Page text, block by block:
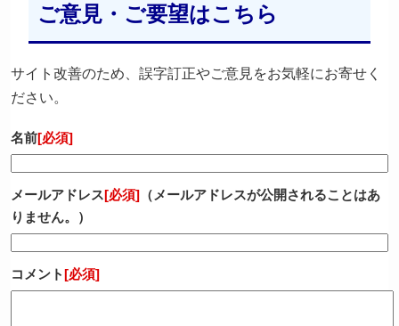
ご意見・ご要望はこちら
サイト改善のため、誤字訂正やご意見をお気軽にお寄せく
ださい。
名前[必須]
メールアドレス[必須] （メールアドレスが公開されることはあ
りません。）
コメント[必須]